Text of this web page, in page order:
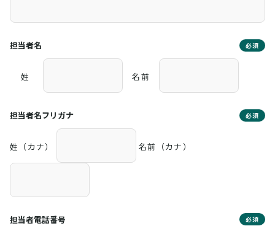
担当者名 必須
姓 名前
担当者名フリガナ 必須
姓（カナ） 名前（カナ）
担当者電話番号 必須